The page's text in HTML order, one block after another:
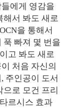
에게 영감을
해서 봐도 새로
을 통해서
푹 빠져 몇 번을
고 봐도 새로
처음 자신의
주인공이 도서
으로 모건 프리
르시스 효과